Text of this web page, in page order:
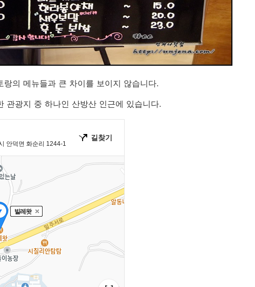
의 메뉴들과 큰 차이를 보이지 않습니다.
관광지 중 하나인 산방산 인근에 있습니다.